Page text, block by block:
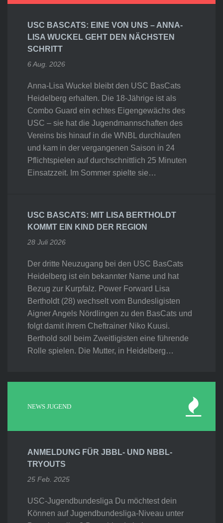
USC BASCATS: EINE VON UNS – ANNA-
LISA WUCKEL GEHT DEN NÄCHSTEN
SCHRITT
6 Aug. 2026
Anna-Lisa Wuckel bleibt den USC BasCats
Heidelberg erhalten. Die 18-Jährige ist als
Combo Guard ein echtes Eigengewächs des
USC – sie hat die Jugendmannschaften des
Vereins bis hinauf in die WNBL durchlaufen
und kam in der vergangenen Saison in 24
Pflichtspielen auf durchschnittlich 25 Minuten
Einsatzzeit. Im Sommer spielte sie…
USC BASCATS: MIT LISA BERTHOLDT
KOMMT EIN KIND DER REGION
28 Juli 2026
Der dritte Neuzugang bei den USC BasCats
Heidelberg ist ein bekannter Name und hat
Bezug zur Kurpfalz. Power Forward Lisa
Bertholdt (28) wechselt vom Bundesligisten
Aigner Angels Nördlingen zu den BasCats und
folgt damit ihrem Cheftrainer Niko Kuusi.
Berthold soll beim Zweitligisten eine führende
Rolle spielen. Die Mutter, in Heidelberg…
NEWS JUGEND
ANMELDUNG FÜR JBBL- UND NBBL-
TRYOUTS
25 Feb. 2025
USC-Jugendbundesliga Du möchtest dein
Können auf Jugendbundesliga-Niveau unter